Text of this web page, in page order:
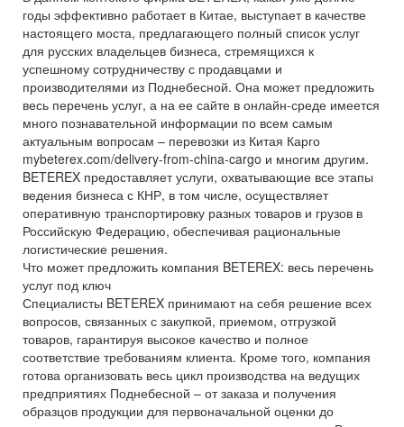
годы эффективно работает в Китае, выступает в качестве
настоящего моста, предлагающего полный список услуг
для русских владельцев бизнеса, стремящихся к
успешному сотрудничеству с продавцами и
производителями из Поднебесной. Она может предложить
весь перечень услуг, а на ее сайте в онлайн-среде имеется
много познавательной информации по всем самым
актуальным вопросам – перевозки из Китая Карго
mybeterex.com/delivery-from-china-cargo и многим другим.
BETEREX предоставляет услуги, охватывающие все этапы
ведения бизнеса с КНР, в том числе, осуществляет
оперативную транспортировку разных товаров и грузов в
Российскую Федерацию, обеспечивая рациональные
логистические решения.
Что может предложить компания BETEREX: весь перечень
услуг под ключ
Специалисты BETEREX принимают на себя решение всех
вопросов, связанных с закупкой, приемом, отгрузкой
товаров, гарантируя высокое качество и полное
соответствие требованиям клиента. Кроме того, компания
готова организовать весь цикл производства на ведущих
предприятиях Поднебесной – от заказа и получения
образцов продукции для первоначальной оценки до